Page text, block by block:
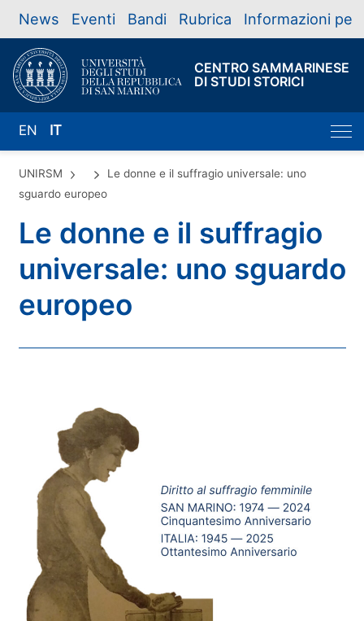
News Eventi Bandi Rubrica Informazioni per
CENTRO SAMMARINESE
DI STUDI STORICI
EN IT
UNIRSM
Le donne e il suffragio universale: uno
sguardo europeo
Le donne e il suffragio
universale: uno sguardo
europeo